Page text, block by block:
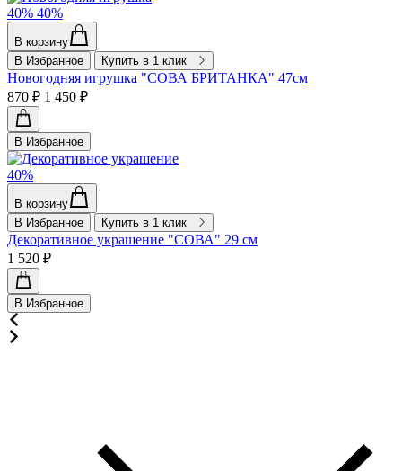
40% 40%
В корзину
В Избранное
Купить в 1 клик
Новогодняя игрушка "СОВА БРИТАНКА" 47см
870 ₽ 1 450 ₽
В Избранное
40%
В корзину
В Избранное
Купить в 1 клик
Декоративное украшение "СОВА" 29 см
1 520 ₽
В Избранное